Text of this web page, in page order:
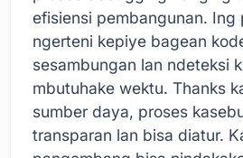
efisiensi pembangunan. Ing
ngerteni kepiye bagean
sesambungan lan ndeteksi
mbutuhake wektu. Thanks
sumber daya, proses
transparan lan bisa diatur.